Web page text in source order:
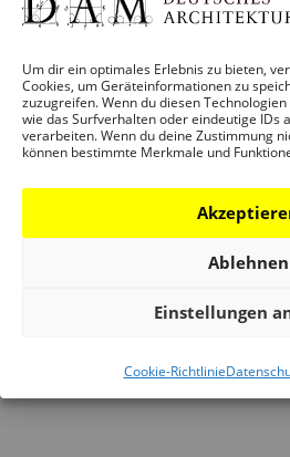
Um dir ein optimales Erlebnis zu bieten,
Cookies, um Geräteinformationen zu
zuzugreifen. Wenn du diesen
wie das Surfverhalten oder eindeutige IDs
verarbeiten. Wenn du deine Zustimmung
können bestimmte Merkmale und
Ablehnen
Einstellungen
Cookie-Richtlinie
PROGRAMM
Ausstellungen
Veranstaltungen
Architekturpreise
Publikationen
Führungen und Touren